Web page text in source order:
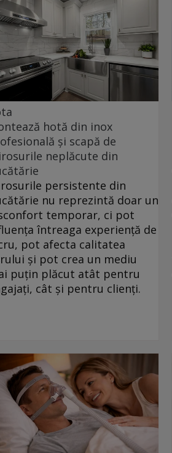
hotă din inox
și scapă de
neplăcute din
persistente din
nu reprezintă doar un
temporar, ci pot
întreaga experiență de
pot afecta calitatea
și pot crea un mediu
puțin plăcut atât pentru
cât și pentru clienți.